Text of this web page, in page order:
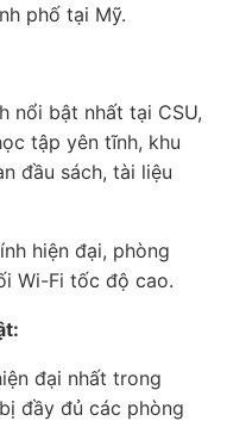
phố tại Mỹ.
nổi bật nhất tại CSU,
tập yên tĩnh, khu
đầu sách, tài liệu
hiện đại, phòng
Wi-Fi tốc độ cao.
đại nhất trong
đầy đủ các phòng